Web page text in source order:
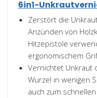
6in1-
Zerstört die
Anzünden von
Hitzepistole
ergonomischem
Vernichtet Unkraut
Wurzel in wenigen
auch zum